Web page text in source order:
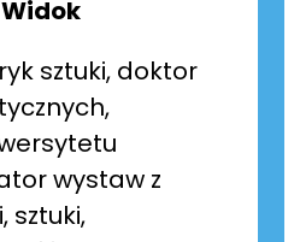
sztuki, doktor
wystaw z
sztuki,